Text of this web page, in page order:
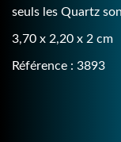
seuls les Quartz
3,70 x 2,20 x 2 cm
Référence : 3893